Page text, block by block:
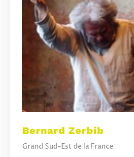
Bernard Zerbib
Grand Sud-Est de la France